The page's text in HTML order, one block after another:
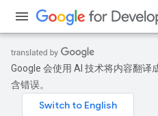
Google 会使用 AI 技术将内容翻译
含错误。